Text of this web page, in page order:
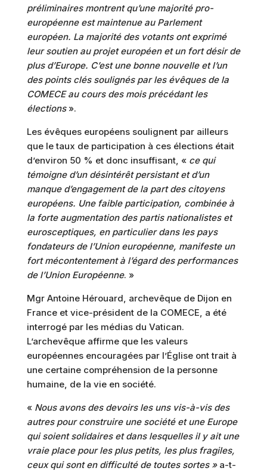
préliminaires montrent qu’une majorité pro-
européenne est maintenue au Parlement
européen. La majorité des votants ont exprimé
leur soutien au projet européen et un fort désir de
plus d’Europe. C’est une bonne nouvelle et l’un
des points clés soulignés par les évêques de la
COMECE au cours des mois précédant les
élections».
Les évêques européens soulignent par ailleurs
que le taux de participation à ces élections était
d’environ 50 % et donc insuffisant, « ce qui
témoigne d’un désintérêt persistant et d’un
manque d’engagement de la part des citoyens
européens. Une faible participation, combinée à
la forte augmentation des partis nationalistes et
eurosceptiques, en particulier dans les pays
fondateurs de l’Union européenne, manifeste un
fort mécontentement à l’égard des performances
de l’Union Européenne. »
Mgr Antoine Hérouard, archevêque de Dijon en
France et vice-président de la COMECE, a été
interrogé par les médias du Vatican.
L’archevêque affirme que les valeurs
européennes encouragées par l’Église ont trait à
une certaine compréhension de la personne
humaine, de la vie en société.
« Nous avons des devoirs les uns vis-à-vis des
autres pour construire une société et une Europe
qui soient solidaires et dans lesquelles il y ait une
vraie place pour les plus petits, les plus fragiles,
ceux qui sont en difficulté de toutes sortes » a-t-